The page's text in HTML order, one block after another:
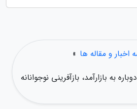
اخبار و مقاله ها »
به بازارآمد، بازآفرینی نوجوانانه